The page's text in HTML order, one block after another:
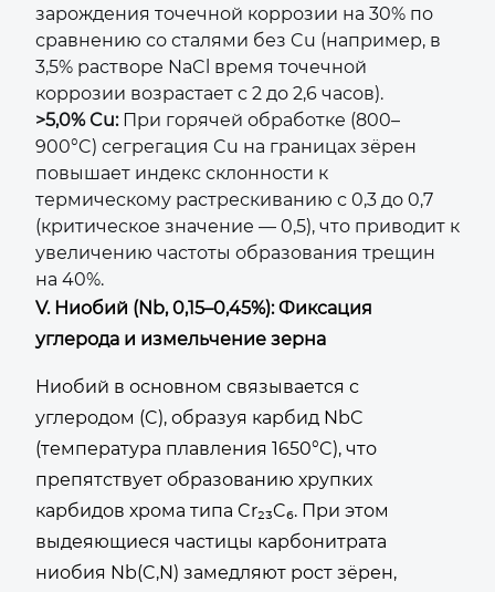
зарождения точечной коррозии на 30% по
сравнению со сталями без Cu (например, в
3,5% растворе NaCl время точечной
коррозии возрастает с 2 до 2,6 часов).
>5,0% Cu: При горячей обработке (800–
900°C) сегрегация Cu на границах зёрен
повышает индекс склонности к
термическому растрескиванию с 0,3 до 0,7
(критическое значение — 0,5), что приводит к
увеличению частоты образования трещин
на 40%.
V. Ниобий (Nb, 0,15–0,45%): Фиксация
углерода и измельчение зерна
Ниобий в основном связывается с
углеродом (C), образуя карбид NbC
(температура плавления 1650°C), что
препятствует образованию хрупких
карбидов хрома типа Cr₂₃C₆. При этом
выдеяющиеся частицы карбонитрата
ниобия Nb(C,N) замедляют рост зёрен,